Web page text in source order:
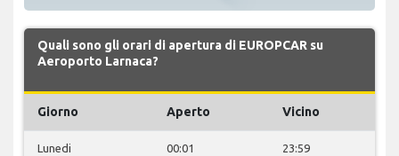
Quali sono gli orari di apertura di EUROPCAR su
Aeroporto Larnaca?
Giorno Aperto Vicino
Lunedi 00:01 23:59